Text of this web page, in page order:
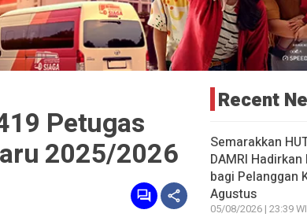
Petugas
2025/2026
Recent
Semarakkan
DAMRI Hadirkan
bagi Pelanggan
Agustus
05/08/2026 | 23:39